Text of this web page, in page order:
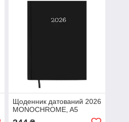
Щоденник датований 2026
MONOCHROME, A5